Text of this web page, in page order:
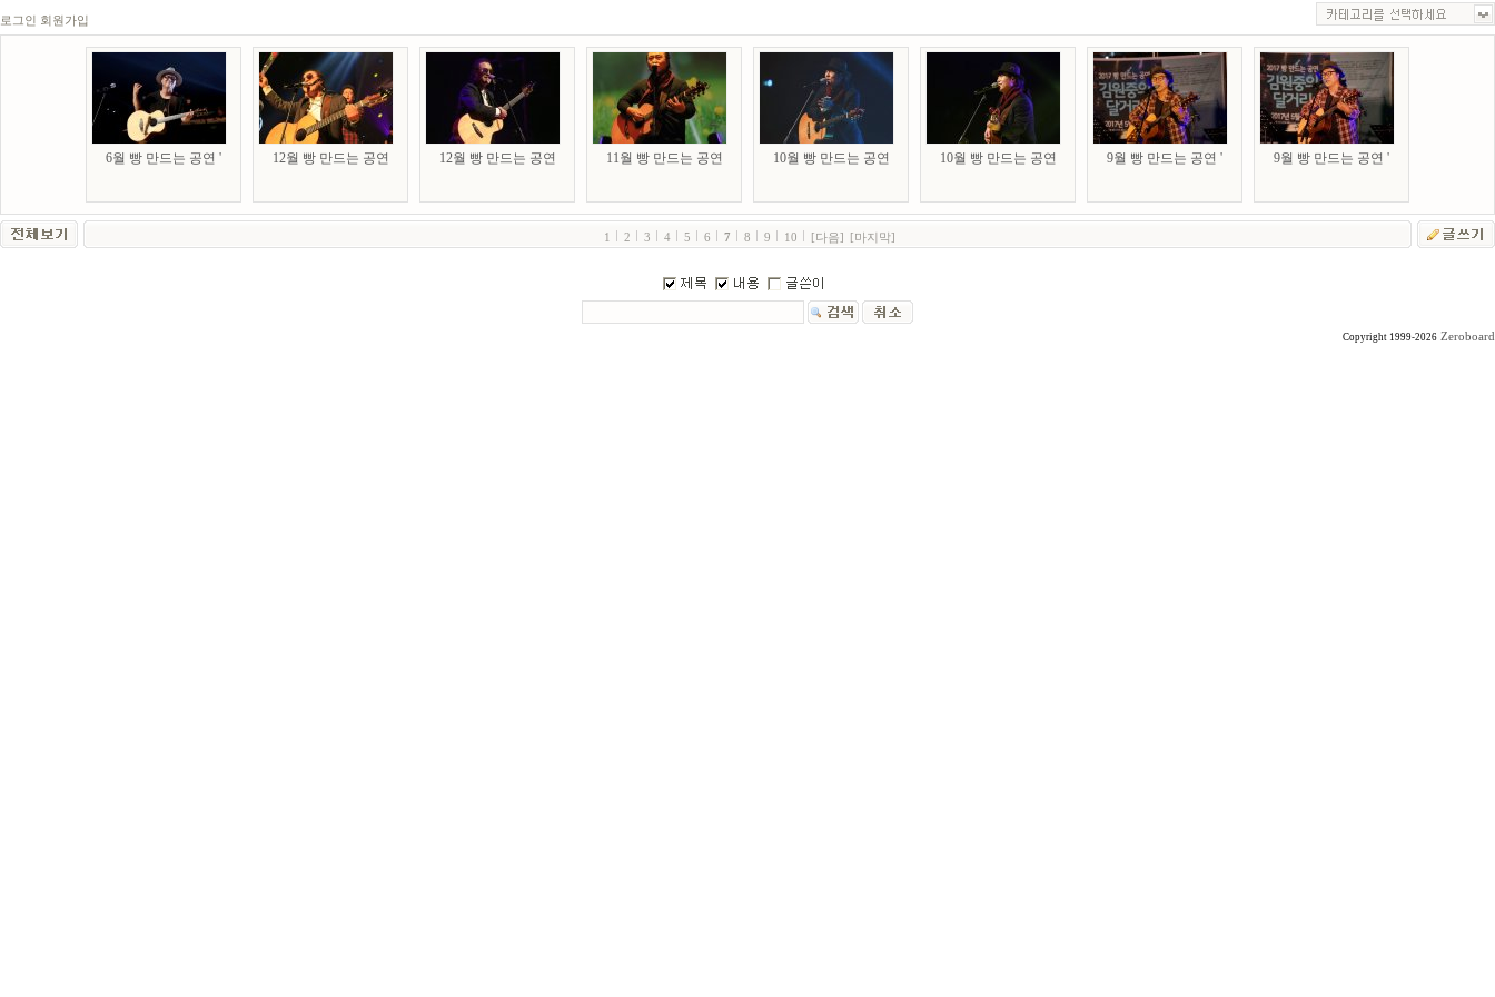
로그인 회원가입
6월 빵 만드는 공연 ' 12월 빵 만드는 공연 12월 빵 만드는 공연 11월 빵 만드는 공연 10월 빵 만드는 공연 10월 빵 만드는 공연 9월 빵 만드는 공연 ' 9월 빵 만드는 공연 '
1 2 3 4 5 6 7 8 9 10 [다음] [마지막]
Copyright 1999-2026 Zeroboard